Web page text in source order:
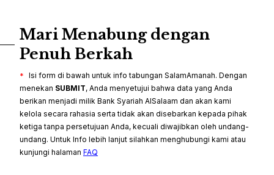
Mari Menabung dengan
Penuh Berkah
* Isi form di bawah untuk info tabungan SalamAmanah. Dengan
menekan SUBMIT, Anda menyetujui bahwa data yang Anda
berikan menjadi milik Bank Syariah AlSalaam dan akan kami
kelola secara rahasia serta tidak akan disebarkan kepada pihak
ketiga tanpa persetujuan Anda, kecuali diwajibkan oleh undang-
undang. Untuk Info lebih lanjut silahkan menghubungi kami atau
kunjungi halaman FAQ